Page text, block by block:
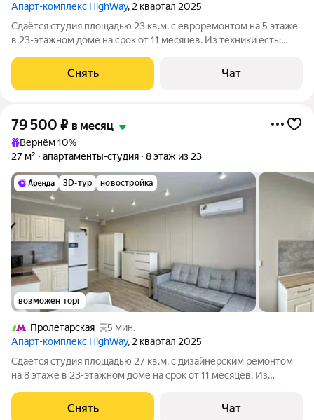
Апарт-комплекс HighWay, 2 квартал 2025
Сдаётся студия площадью 23 кв.м. с евроремонтом на 5 этаже
в 23-этажном доме на срок от 11 месяцев. Из техники есть:
Посудомоечная машина Кондиционер Микроволновка Дом -
монолитный, окна
Снять Чат
79 500 ₽ в месяц
Вернём 10%
27 м²
апартаменты-студия 8 этаж из 23
3D-тур новостройка
возможен торг
Пролетарская
5 мин.
Апарт-комплекс HighWay, 2 квартал 2025
Сдаётся студия площадью 27 кв.м. с дизайнерским ремонтом
на 8 этаже в 23-этажном доме на срок от 11 месяцев. Из
Микроволновка Пылесос Дом - монолитный, окна выходят во
двор. Есть консьерж.
Снять Чат